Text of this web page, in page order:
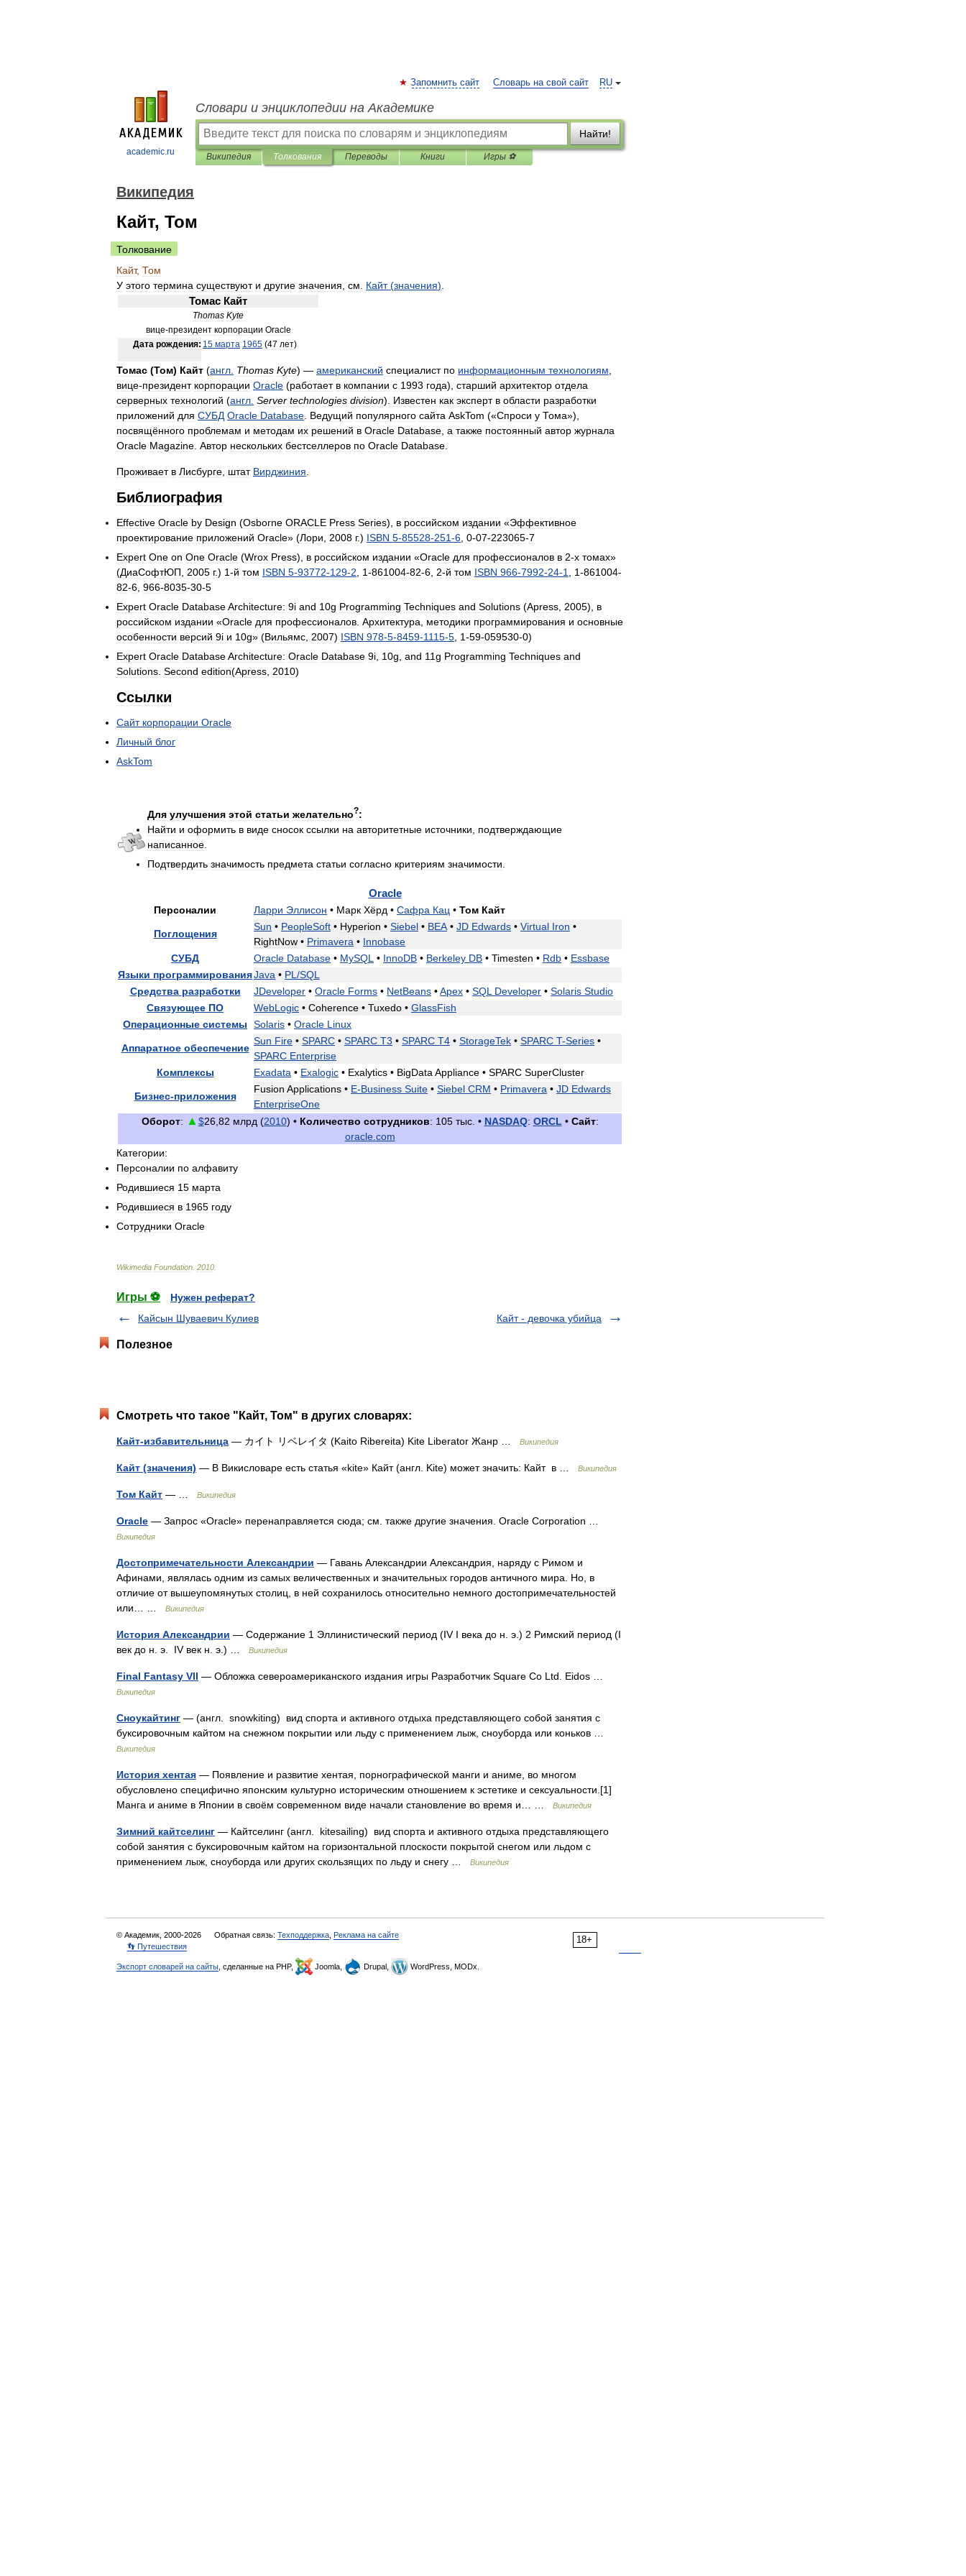
academic.ru
RU
Запомнить сайт Словарь на свой сайт
Словари и энциклопедии на Академике
Найти!
Википедия Толкования Переводы Книги Игры ⚽
Википедия
Кайт, Том
Толкование
Кайт, Том
У этого термина существуют и другие значения см Кайт(значения)
Томас Кайт
Thomas Kyte
вице-президент корпорации Oracle
Дата рождения: 15 марта 1965 (47 лет)
Томас (Том) Кайт (англ Thomas Kyte) — американский специалист по информационным технологиям
вице-президент корпорации Oracle (работает в компании с 1993 года), старший архитектор отдела
серверных технологий (англ Server technologies division). Известен как эксперт в области разработки
приложений для СУБД Oracle Database Ведущий популярного сайта AskTom («Cпроси у Тома»),
посвящённого проблемам и методам их решений в Oracle Database а также постоянный автор журнала
Oracle Magazine Автор нескольких бестселлеров по Oracle Database
Проживает в Лисбурге штат Вирджиния
Библиография
Effective Oracle by Design (Osborne ORACLE Press Series), в российском издании «Эффективное
проектирование приложений Oracle» (Лори 2008 г.) ISBN 5-85528-251-6 0-07-223065-7
Expert One on One Oracle (Wrox Press), в российском издании «Oracle для профессионалов в 2-х томах»
(ДиаСофтЮП 2005 г.) 1-й том ISBN 5-93772-129-2 1-861004-82-6 2-й том ISBN 966-7992-24-1 1-861004-
82-6 966-8035-30-5
Expert Oracle DatabaseArchitecture: 9i and 10g Programming Techniques and Solutions (Apress 2005), в
российском издании «Oracle для профессионалов Архитектура методики программирования и основные
особенности версий 9i и 10g» (Вильямс 2007) ISBN 978-5-8459-1115-5 1-59-059530-0)
Expert Oracle DatabaseArchitecture: Oracle Database 9i 10g and 11g Programming Techniques and
Solutions Second edition(Apress 2010)
Ссылки
Сайт корпорации Oracle
Личный блог
AskTom
Для улучшения этой статьи желательно?:
Найти и оформить в виде сносок ссылки на авторитетные источники
подтверждающие
написанное
Подтвердить значимость предмета статьи согласно критериям значимости
Oracle
Персоналии Ларри Эллисон • Марк Хёрд • Сафра Кац • Том Кайт
Поглощения
Sun • PeopleSoft • Hyperion • Siebel • BEA • JD Edwards • Virtual Iron •
RightNow • Primavera • Innobase
СУБД
Oracle Database • MySQL • InnoDB • Berkeley DB • Timesten • Rdb • Essbase
Языки программированияJava • PL /SQL
Средства разработки JDeveloper • Oracle Forms • NetBeans •Apex • SQL Developer • Solaris Studio
Связующее ПО WebLogic • Coherence • Tuxedo • GlassFish
Операционные системы Solaris • Oracle Linux
Аппаратное обеспечение
Sun Fire • SPARC • SPARC T3 • SPARC T4 • StorageTek • SPARC T-Series •
SPARC Enterprise
Комплексы
Exadata • Exalogic • Exalytics • BigData Appliance • SPARC SuperCluster
Бизнес-приложения
Fusion Applications • E-Business Suite • Siebel CRM • Primavera • JD Edwards
EnterpriseOne
Оборот: ▲$26, 82 млрд (2010) • Количество сотрудников: 105 тыс. • NASDAQ: ORCL • Сайт:
oracle. com
Категории:
Персоналии по алфавиту
Родившиеся 15 марта
Родившиеся в 1965 году
Сотрудники Oracle
Wikimedia Foundation 2010
Игры ⚽
Нужен реферат?
Кайсын Шуваевич Кулиев
Кайт - девочка убийца
Полезное
Смотреть что такое "Кайт, Том" в других словарях:
Кайт-избавительница — カイト リベレイタ (Kaito Ribereita) Kite Liberator Жанр … Википедия
Кайт (значения) — В Викисловаре есть статья «kite» Кайт (англ. Kite) может значить: Кайт в … Википедия
Том Кайт — … Википедия
Oracle — Запрос «Oracle» перенаправляется сюда; см. также другие значения. Oracle Corporation …
Википедия
Достопримечательности Александрии — Гавань Александрии Александрия, наряду с Римом и
Афинами, являлась одним из самых величественных и значительных городов античного мира. Но, в
отличие от вышеупомянутых столиц, в ней сохранилось относительно немного достопримечательностей
или… …
Википедия
История Александрии — Содержание 1 Эллинистический период (IV I века до н. э.) 2 Римский период (I
век до н. э. IV век н. э.) …
Википедия
Final Fantasy VII — Обложка североамериканского издания игры Разработчик Square Co Ltd. Eidos …
Википедия
Сноукайтинг — (англ. snowkiting) вид спорта и активного отдыха представляющего собой занятия с
буксировочным кайтом на снежном покрытии или льду с применением лыж, сноуборда или коньков …
Википедия
История хентая — Появление и развитие хентая, порнографической манги и аниме, во многом
обусловлено специфично японским культурно историческим отношением к эстетике и сексуальности.[1]
Манга и аниме в Японии в своём современном виде начали становление во время и… …
Википедия
Зимний кайтселинг — Кайтселинг (англ. kitesailing) вид спорта и активного отдыха представляющего
собой занятия с буксировочным кайтом на горизонтальной плоскости покрытой снегом или льдом с
применением лыж, сноуборда или других скользящих по льду и снегу …
Википедия
18+
© Академик, 2000-2026 Обратная связь: Техподдержка Реклама на сайте
👣 Путешествия
Экспорт словарей на сайты , сделанные на PHP, Joomla, Drupal, WordPress, MODx.